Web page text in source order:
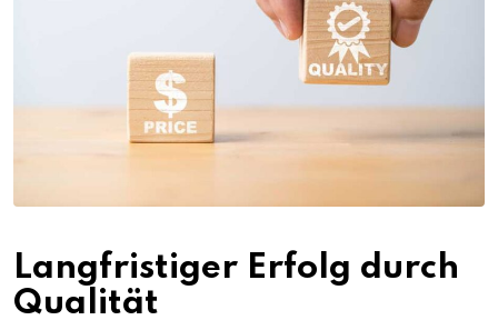
Langfristiger Erfolg durch
Qualität